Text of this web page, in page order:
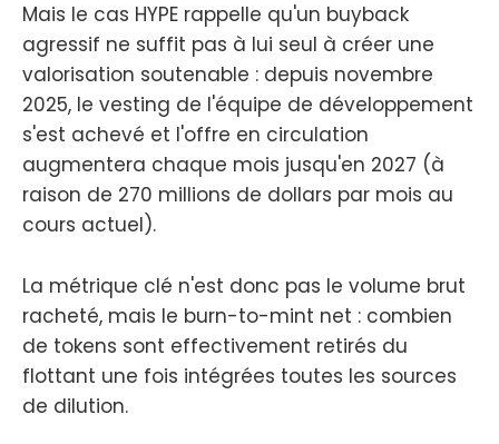
Mais le cas HYPE rappelle qu'un buyback
agressif ne suffit pas à lui seul à créer une
valorisation soutenable : depuis novembre
2025, le vesting de l'équipe de développement
s'est achevé et l'offre en circulation
augmentera chaque mois jusqu'en 2027 (à
raison de 270 millions de dollars par mois au
cours actuel).
La métrique clé n'est donc pas le volume brut
racheté, mais le burn-to-mint net : combien
de tokens sont effectivement retirés du
flottant une fois intégrées toutes les sources
de dilution.